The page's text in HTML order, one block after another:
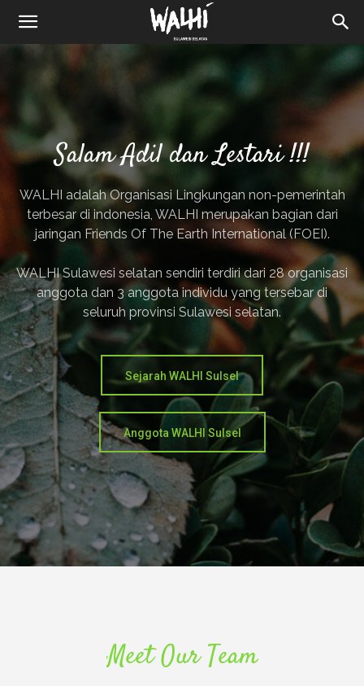
Salam Adil dan Lestari !!!
WALHI adalah Organisasi Lingkungan non-pemerintah
terbesar di indonesia, WALHI merupakan bagian dari
jaringan Friends Of The Earth International (FOEI).
WALHI Sulawesi selatan sendiri terdiri dari 28 organisasi
anggota dan 3 anggota individu yang tersebar di
seluruh provinsi Sulawesi selatan.
Sejarah WALHI Sulsel
Anggota WALHI Sulsel
Meet Our Team